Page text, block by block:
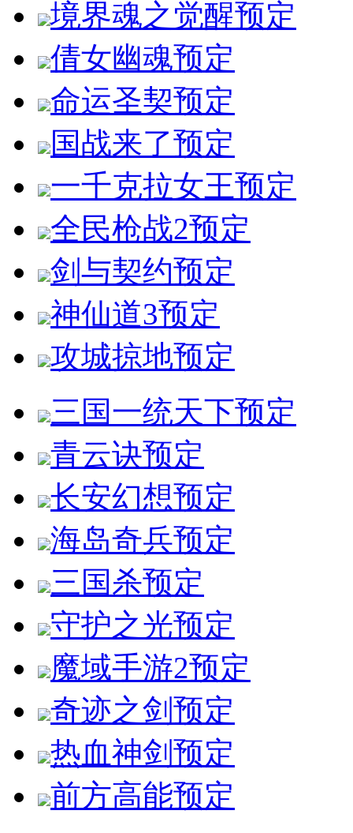
境界魂之觉醒预定
倩女幽魂预定
命运圣契预定
国战来了预定
一千克拉女王预定
全民枪战2预定
剑与契约预定
神仙道3预定
攻城掠地预定
三国一统天下预定
青云诀预定
长安幻想预定
海岛奇兵预定
三国杀预定
守护之光预定
魔域手游2预定
奇迹之剑预定
热血神剑预定
前方高能预定